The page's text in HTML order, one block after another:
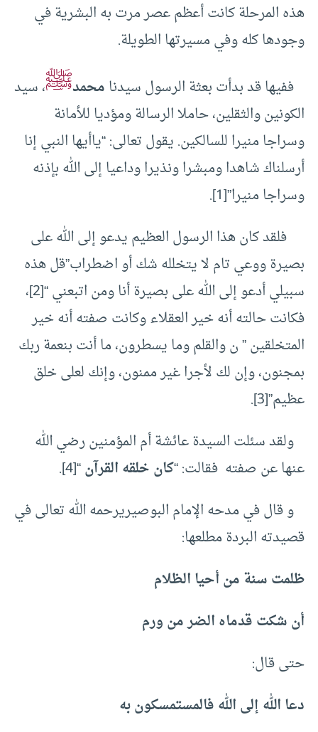
هذه المرحلة كانت أعظم عصر مرت به البشرية في
وجودها كله وفي مسيرتها الطويلة.
ففيها قد بدأت بعثة الرسول سيدنامحمدﷺ، سيد
الكونين والثقلين، حاملا الرسالة ومؤديا للأمانة
وسراجا منيرا للسالكين. يقول تعالى: “ياأيها النبي إنا
أرسلناك شاهدا ومبشرا ونذيرا وداعيا إلى الله بإذنه
وسراجا منيرا”[1]
.
فلقد كان هذا الرسول العظيم يدعو إلى الله على
بصيرة ووعي تام لا يتخلله شك أو اضطراب”قل هذه
سبيلي أدعو إلى الله على بصيرة أنا ومن اتبعني “[2] ،
فكانت حالته أنه خير العقلاء وكانت صفته أنه خير
المتخلقين ” ن والقلم وما يسطرون، ما أنت بنعمة ربك
بمجنون، وإن لك لأجرا غير ممنون، وإنك لعلى خلق
عظيم”[3]
.
ولقد سئلت السيدة عائشة أم المؤمنين رضي الله
عنها عن صفته فقالت: “كان خلقه القرآن“
[4]
.
و قال في مدحه الإمام البوصيريرحمه الله تعالى في
قصيدته البردة مطلعها:
ظلمت سنة من أحيا الظلام
أن شكت قدماه الضر من ورم
حتى قال:
دعا الله إلى الله فالمستمسكون به